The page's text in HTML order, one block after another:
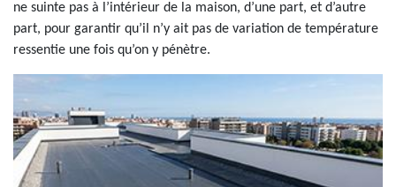
ne suinte pas à l’intérieur de la maison, d’une part, et d’autre
part, pour garantir qu’il n’y ait pas de variation de température
ressentie une fois qu’on y pénètre.